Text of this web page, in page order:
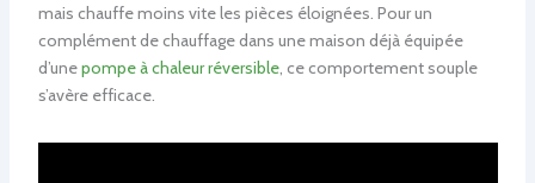
mais chauffe moins vite les pièces éloignées. Pour un
complément de chauffage dans une maison déjà équipée
d’unepompe à chaleur réversible, ce comportement souple
s’avère efficace.